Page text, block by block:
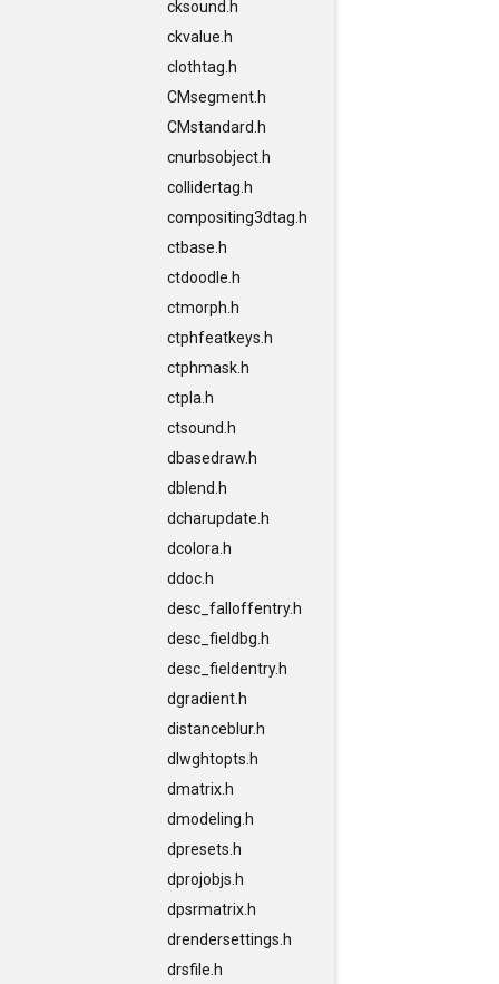
cksound.h
ckvalue.h
clothtag.h
CMsegment.h
CMstandard.h
cnurbsobject.h
collidertag.h
compositing3dtag.h
ctbase.h
ctdoodle.h
ctmorph.h
ctphfeatkeys.h
ctphmask.h
ctpla.h
ctsound.h
dbasedraw.h
dblend.h
dcharupdate.h
dcolora.h
ddoc.h
desc_falloffentry.h
desc_fieldbg.h
desc_fieldentry.h
dgradient.h
distanceblur.h
dlwghtopts.h
dmatrix.h
dmodeling.h
dpresets.h
dprojobjs.h
dpsrmatrix.h
drendersettings.h
drsfile.h